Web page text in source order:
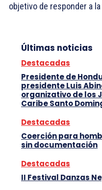
objetivo de responder a
Últimas noticias
Destacadas
Presidente de
presidente Luis
organizativo de los
Caribe Santo
Destacadas
Coerción para
sin documentación
Destacadas
II Festival Danzas